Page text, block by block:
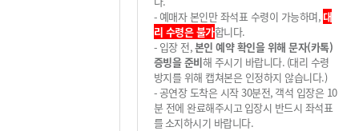
- 예매자 본인만 좌석표 수령이 가능하며,대
리 수령은 불가합니다.
- 입장 전,본인 예약 확인을 위해 문자(카톡)
증빙을 준비해 주시기 바랍니다. (대리 수령
방지를 위해 캡쳐본은 인정하지 않습니다.)
-공연장 도착은 시작30분전, 객석 입장은 10
분 전에 완료해주시고입장시 반드시 좌석표
를소지하시기 바랍니다.